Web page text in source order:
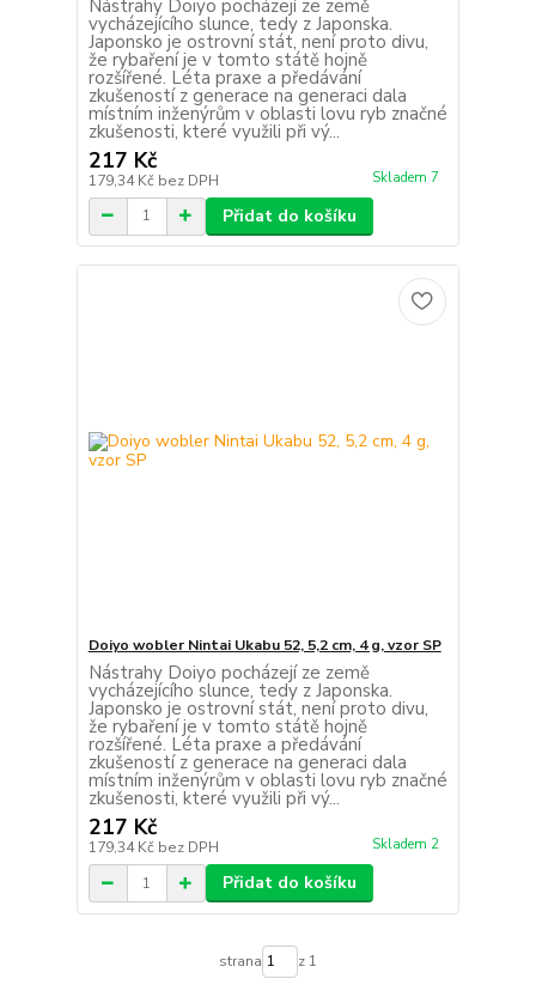
Nástrahy Doiyo pocházejí ze země
vycházejícího slunce, tedy z Japonska.
Japonsko je ostrovní stát, není proto divu,
že rybaření je v tomto státě hojně
rozšířené. Léta praxe a předávání
zkušeností z generace na generaci dala
místním inženýrům v oblasti lovu ryb značné
zkušenosti, které využili při vý...
217 Kč
179,34 Kč bez DPH Skladem 7
Přidat do košíku
Doiyo wobler Nintai Ukabu 52, 5,2 cm, 4 g, vzor SP
Nástrahy Doiyo pocházejí ze země
vycházejícího slunce, tedy z Japonska.
Japonsko je ostrovní stát, není proto divu,
že rybaření je v tomto státě hojně
rozšířené. Léta praxe a předávání
zkušeností z generace na generaci dala
místním inženýrům v oblasti lovu ryb značné
zkušenosti, které využili při vý...
217 Kč
179,34 Kč bez DPH Skladem 2
Přidat do košíku
strana z 1